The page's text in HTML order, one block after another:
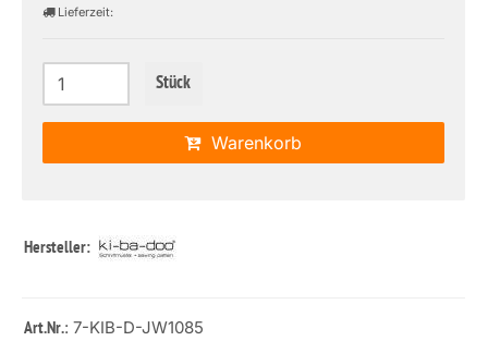
Lieferzeit:
Stück
Warenkorb
Hersteller:
Art.Nr.: 7-KIB-D-JW1085